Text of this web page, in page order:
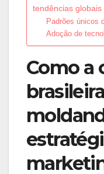
tendências
Padrões únicos
Adoção de
Como a